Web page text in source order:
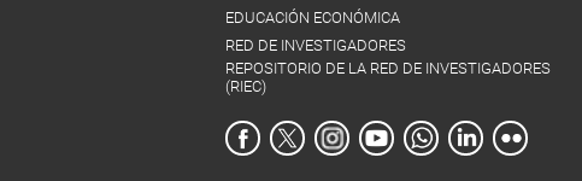
EDUCACIÓN ECONÓMICA
RED DE INVESTIGADORES
REPOSITORIO DE LA RED DE INVESTIGADORES
(RIEC)